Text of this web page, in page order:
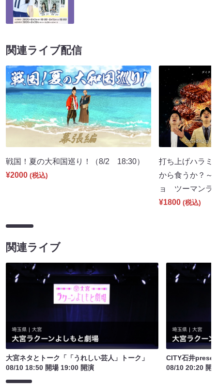
関連ライブ配信
戦国！夏の大和国巡り！（8/2 18:30）
¥2000 (税込)
打ち上げハラミ
から食うか？～
ョ ツーマンラ
¥1800 (税込)
関連ライブ
大宮ネタとトーク「「うれしい芸人」トーク」
08/10 18:50 開場 19:00 開演
CITY石井
08/10 20:20 開